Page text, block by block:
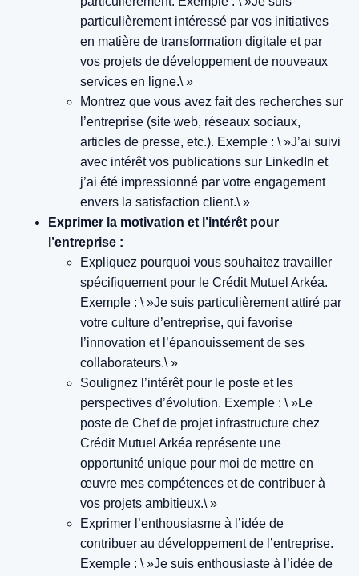
particulièrement intéressé par vos initiatives
en matière de transformation digitale et par
vos projets de développement de nouveaux
services en ligne.\ »
Montrez que vous avez fait des recherches sur
l’entreprise (site web, réseaux sociaux,
articles de presse, etc.). Exemple : \ »J’ai suivi
avec intérêt vos publications sur LinkedIn et
j’ai été impressionné par votre engagement
envers la satisfaction client.\ »
Exprimer la motivation et l’intérêt pour
l’entreprise :
Expliquez pourquoi vous souhaitez travailler
spécifiquement pour le Crédit Mutuel Arkéa.
Exemple : \ »Je suis particulièrement attiré par
votre culture d’entreprise, qui favorise
l’innovation et l’épanouissement de ses
collaborateurs.\ »
Soulignez l’intérêt pour le poste et les
perspectives d’évolution. Exemple : \ »Le
poste de Chef de projet infrastructure chez
Crédit Mutuel Arkéa représente une
opportunité unique pour moi de mettre en
œuvre mes compétences et de contribuer à
vos projets ambitieux.\ »
Exprimer l’enthousiasme à l’idée de
contribuer au développement de l’entreprise.
Exemple : \ »Je suis enthousiaste à l’idée de